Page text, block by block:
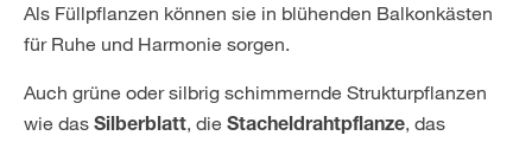
Als Füllpflanzen können sie in blühenden Balkonkästen
für Ruhe und Harmonie sorgen.
Auch grüne oder silbrig schimmernde Strukturpflanzen
wie das Silberblatt, die Stacheldrahtpflanze, das